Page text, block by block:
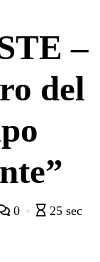
–
del
0
25 sec